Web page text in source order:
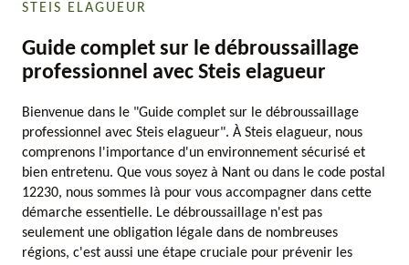
STEIS ELAGUEUR
Guide complet sur le débroussaillage
professionnel avec Steis elagueur
Bienvenue dans le "Guide complet sur le débroussaillage
professionnel avec Steis elagueur". À Steis elagueur, nous
comprenons l'importance d'un environnement sécurisé et
bien entretenu. Que vous soyez à Nant ou dans le code postal
12230, nous sommes là pour vous accompagner dans cette
démarche essentielle. Le débroussaillage n'est pas
seulement une obligation légale dans de nombreuses
régions, c'est aussi une étape cruciale pour prévenir les